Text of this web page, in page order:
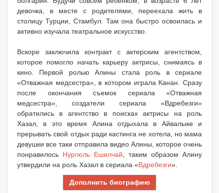
девочка, в месте с родителями, переехала жить в
столицу Турции, Стамбул. Там она быстро освоилась и
активно изучала театральное искусство.
Вскоре заключила контракт с актерским агентством,
которое помогло начать карьеру актрисы, снимаясь в
кино. Первой ролью Алины стала роль в сериале
«Отважная медсестра», в котором играла Канан. Сразу
после окончания съемок сериала «Отважная
медсестра», создатели сериала «Вдребезги»
обратились в агентство в поисках актрисы на роль
Хазал, в это время Алина отдыхала в Айвалыке и
прерывать свой отдых ради кастинга не хотела, но мама
девушки все таки отправила видео Алины, которое очень
понравилось Нургюль Ешилчай , таким образом Алину
утвердили на роль Хазал в сериала «Вдребезги».
Дополнить биографию